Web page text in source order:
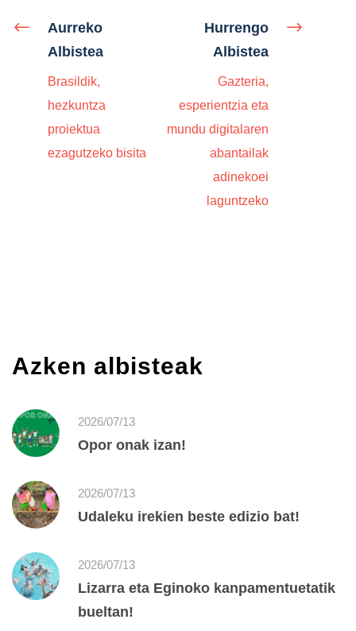
Aurreko
Albistea
Brasildik,
hezkuntza
proiektua
ezagutzeko bisita
Hurrengo
Albistea
Gazteria,
esperientzia eta
mundu digitalaren
abantailak
adinekoei
laguntzeko
Azken albisteak
2026/07/13
Opor onak izan!
2026/07/13
Udaleku irekien beste edizio bat!
2026/07/13
Lizarra eta Eginoko kanpamentuetatik
bueltan!